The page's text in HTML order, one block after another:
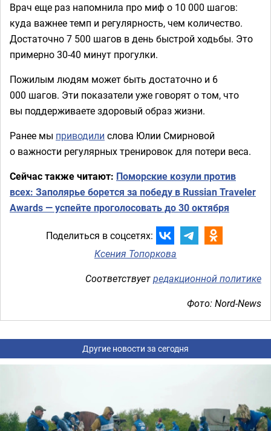
Врач еще раз напомнила про миф о 10 000 шагов:
куда важнее темп и регулярность, чем количество.
Достаточно 7 500 шагов в день быстрой ходьбы. Это
примерно 30-40 минут прогулки.
Пожилым людям может быть достаточно и 6
000 шагов. Эти показатели уже говорят о том, что
вы поддерживаете здоровый образ жизни.
Ранее мы приводили слова Юлии Смирновой
о важности регулярных тренировок для потери веса.
Сейчас также читают: Поморские козули против
всех: Заполярье борется за победу в Russian Traveler
Awards — успейте проголосовать до 30 октября
Поделиться в соцсетях:
Ксения Топоркова
Соответствуетредакционной политике
Фото: Nord-News
Другие новости за сегодня